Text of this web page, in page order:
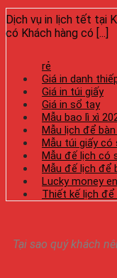
Dịch vụ in lịch tết tại
có Khách hàng có [...]
rẻ
Giá in danh
Giá in túi giấy
Giá in sổ tay
Mẫu bao lì xì
Mẫu lịch để
Mẫu túi giấy có
Mẫu đế lịch có
Mẫu đế lịch để
Lucky money
Thiết kế lịch để
Tại sao quý khách